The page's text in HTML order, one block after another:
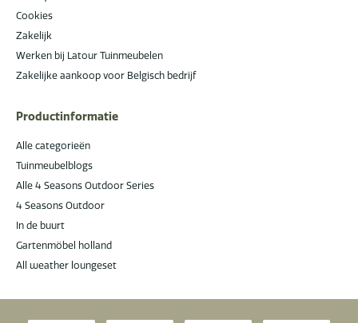
Cookies
Zakelijk
Werken bij Latour Tuinmeubelen
Zakelijke aankoop voor Belgisch bedrijf
Productinformatie
Alle categorieën
Tuinmeubelblogs
Alle 4 Seasons Outdoor Series
4 Seasons Outdoor
In de buurt
Gartenmöbel holland
All weather loungeset